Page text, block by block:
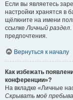
Если вы являетесь
настройки хранятся в
щёлкните на имени
ссылкеЛичный раздел
предпочтения.
Вернуться к началу
Как избежать
конференции»?
На вкладке «Личные
Скрывать моё